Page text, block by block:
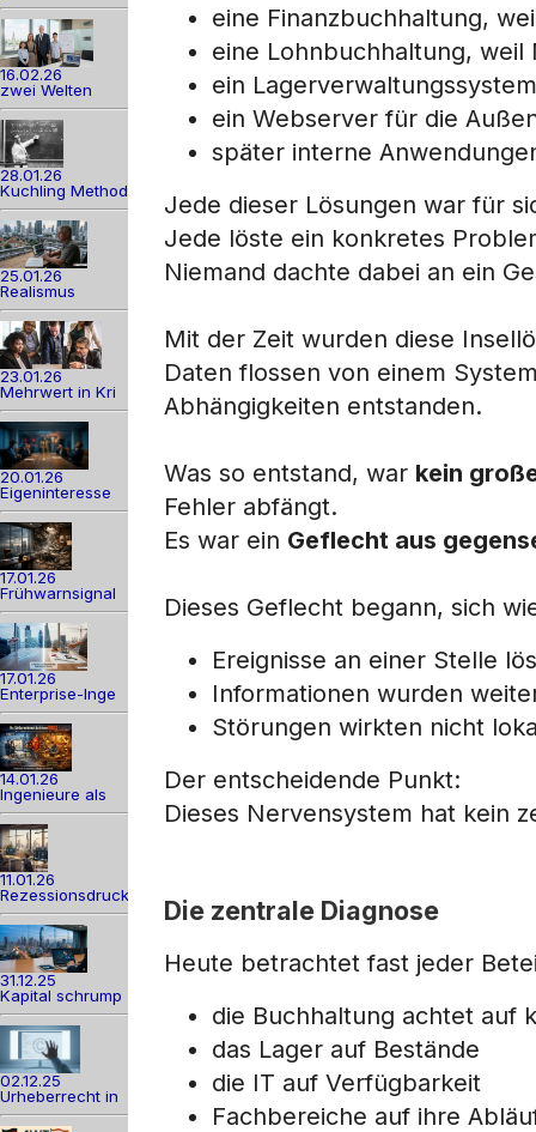
16.02.26
zwei Welten
28.01.26
Kuchling Method
25.01.26
Realismus
23.01.26
Mehrwert in Kri
20.01.26
Eigeninteresse
17.01.26
Frühwarnsignal
17.01.26
Enterprise-Inge
14.01.26
Ingenieure als
11.01.26
Rezessionsdruck
31.12.25
Kapital schrump
02.12.25
Urheberrecht in
eine Finanzbuchhaltung,
eine Lohnbuchhaltung,
ein
ein Webserver für die
später interne
Jede dieser Lösungen war für
Jede löste ein konkretes
Niemand dachte dabei an ein
Mit der Zeit wurden diese
Daten flossen von einem
Abhängigkeiten entstanden.
Was so entstand, war kein
Fehler abfängt.
Es war ein Geflecht aus
Dieses Geflecht begann, sich
Ereignisse an einer Stelle
Informationen wurden
Störungen wirkten nicht
Der entscheidende Punkt:
Dieses Nervensystem hat kein
Die zentrale Diagnose
Heute betrachtet fast jeder
die Buchhaltung achtet auf
das Lager auf Bestände
die IT auf Verfügbarkeit
Fachbereiche auf ihre